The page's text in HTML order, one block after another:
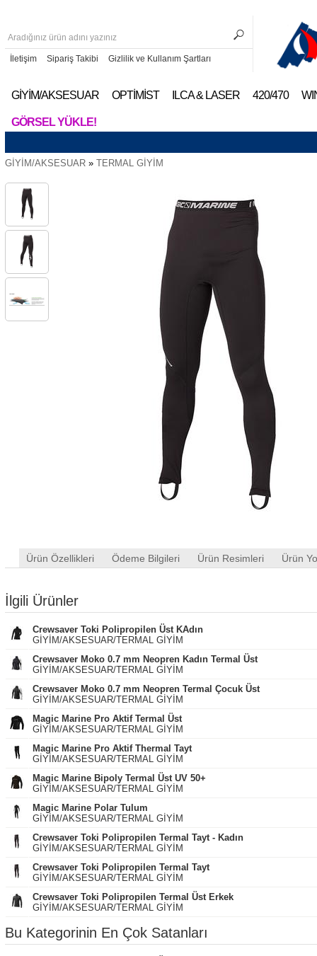
İletişim Sipariş Takibi Gizlilik ve Kullanım Şartları
GİYİM/AKSESUAR OPTİMİST ILCA & LASER 420/470
GÖRSEL YÜKLE!
GİYİM/AKSESUAR » TERMAL GİYİM
Ürün Özellikleri Ödeme Bilgileri Ürün Resimleri Ürün
İlgili Ürünler
Crewsaver Toki Polipropilen Üst KAdın
GİYİM/AKSESUAR/TERMAL GİYİM
Crewsaver Moko 0.7 mm Neopren Kadın Termal Üst
GİYİM/AKSESUAR/TERMAL GİYİM
Crewsaver Moko 0.7 mm Neopren Termal Çocuk Üst
GİYİM/AKSESUAR/TERMAL GİYİM
Magic Marine Pro Aktif Termal Üst
GİYİM/AKSESUAR/TERMAL GİYİM
Magic Marine Pro Aktif Thermal Tayt
GİYİM/AKSESUAR/TERMAL GİYİM
Magic Marine Bipoly Termal Üst UV 50+
GİYİM/AKSESUAR/TERMAL GİYİM
Magic Marine Polar Tulum
GİYİM/AKSESUAR/TERMAL GİYİM
Crewsaver Toki Polipropilen Termal Tayt - Kadın
GİYİM/AKSESUAR/TERMAL GİYİM
Crewsaver Toki Polipropilen Termal Tayt
GİYİM/AKSESUAR/TERMAL GİYİM
Crewsaver Toki Polipropilen Termal Üst Erkek
GİYİM/AKSESUAR/TERMAL GİYİM
Bu Kategorinin En Çok Satanları